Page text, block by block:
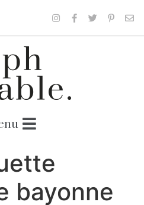
bayonne